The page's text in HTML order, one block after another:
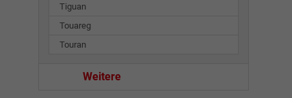
Tiguan
Touareg
Touran
Weitere